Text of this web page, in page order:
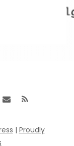
| Proudly